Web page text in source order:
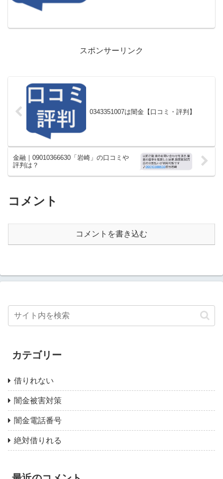
スポンサーリンク
0343351007は闇金【口コミ・評判】
金融｜09010366630「岩崎」の口コミや
評判は？
コメント
コメントを書き込む
カテゴリー
借りれない
闇金被害対策
闇金電話番号
絶対借りれる